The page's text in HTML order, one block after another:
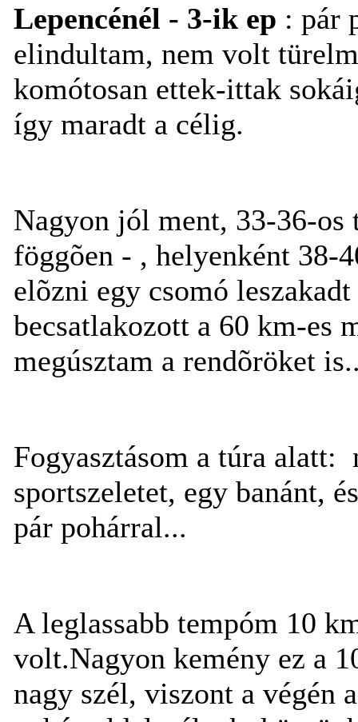
Lepencénél - 3-ik ep : pár
elindultam, nem volt
komótosan ettek-ittak
így maradt a célig.
Nagyon jól ment, 33-36-os
föggõen - , helyenként 38-
elõzni egy csomó
becsatlakozott a 60 km-es
megúsztam a rendõröket
Fogyasztásom a túra
sportszeletet, egy banánt,
pár pohárral...
A leglassabb tempóm 10
volt.Nagyon kemény ez a
nagy szél, viszont a végén